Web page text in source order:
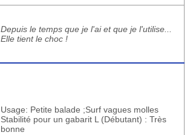
Depuis le temps que je l'ai et que je l'utilise...
Elle tient le choc !
Usage: Petite balade ;Surf vagues molles
Stabilité pour un gabarit L (Débutant) : Très
bonne